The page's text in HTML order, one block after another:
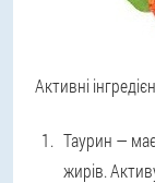
Активні
Таурин —
жирів.